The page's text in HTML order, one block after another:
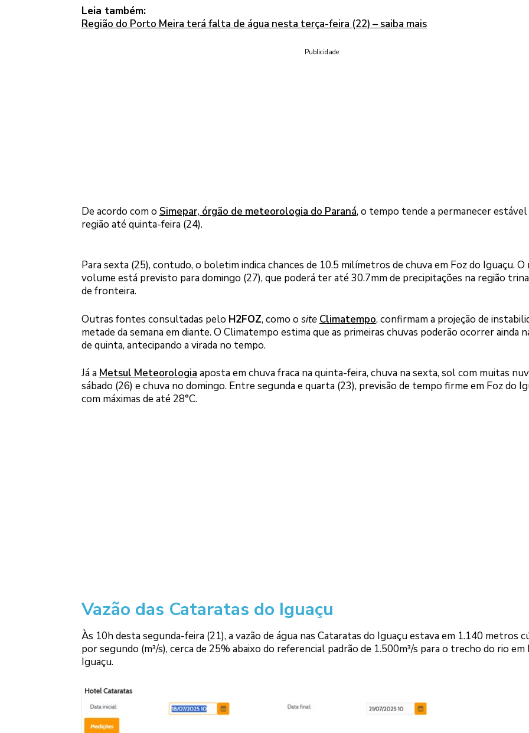
Leia também:
Região do Porto Meira terá falta de água nesta terça-feira (22) – saiba mais
Publicidade
De acordo com o Simepar, órgão de meteorologia do Paraná, o tempo tende a permanecer estável
região até quinta-feira (24).
Para sexta (25), contudo, o boletim indica chances de 10.5 milímetros de chuva em Foz do Iguaçu. O
volume está previsto para domingo (27), que poderá ter até 30.7mm de precipitações na região
de fronteira.
Outras fontes consultadas pelo H2FOZ, como o site Climatempo, confirmam a projeção de
metade da semana em diante. O Climatempo estima que as primeiras chuvas poderão ocorrer ainda
de quinta, antecipando a virada no tempo.
Já a Metsul Meteorologia aposta em chuva fraca na quinta-feira, chuva na sexta, sol com muitas
sábado (26) e chuva no domingo. Entre segunda e quarta (23), previsão de tempo firme em Foz do
com máximas de até 28°C.
Vazão das Cataratas do Iguaçu
Às 10h desta segunda-feira (21), a vazão de água nas Cataratas do Iguaçu estava em 1.140 metros
por segundo (m³/s), cerca de 25% abaixo do referencial padrão de 1.500m³/s para o trecho do rio em
Iguaçu.